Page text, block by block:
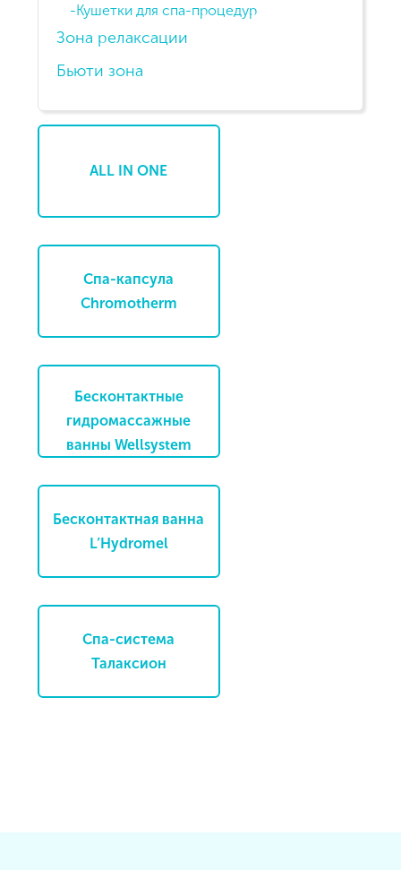
Кушетки для спа-процедур
Зона релаксации
Бьюти зона
ALL IN ONE
Спа-капсула
Chromotherm
Бесконтактные
гидромассажные
ванны Wellsystem
Бесконтактная ванна
L’Hydromel
Спа-система
Талаксион